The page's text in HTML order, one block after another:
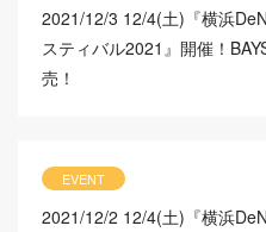
2021/12/3 12/4(土)『横浜
スティバル2021』開催！
売！
EVENT
2021/12/2 12/4(土)『横浜